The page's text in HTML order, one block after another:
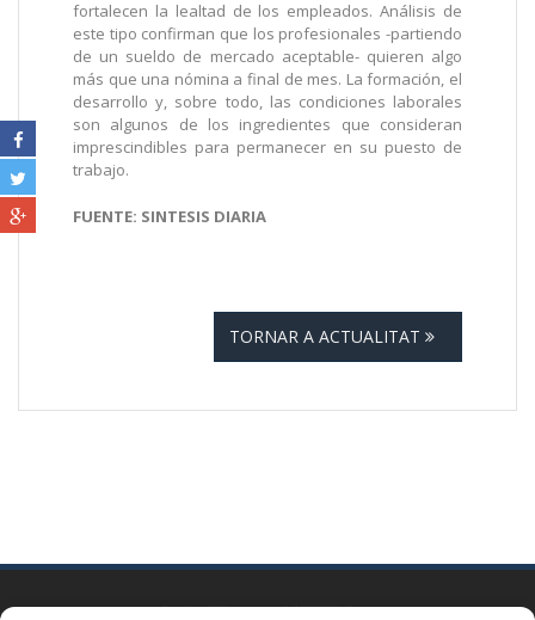
fortalecen la lealtad de los empleados. Análisis de
este tipo confirman que los profesionales -partiendo
de un sueldo de mercado aceptable- quieren algo
más que una nómina a final de mes. La formación, el
desarrollo y, sobre todo, las condiciones laborales
son algunos de los ingredientes que consideran
imprescindibles para permanecer en su puesto de
trabajo.
FUENTE: SINTESIS DIARIA
TORNAR A ACTUALITAT